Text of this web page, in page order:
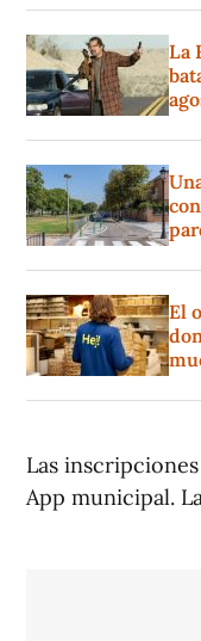
La
El
Las
App municipal.